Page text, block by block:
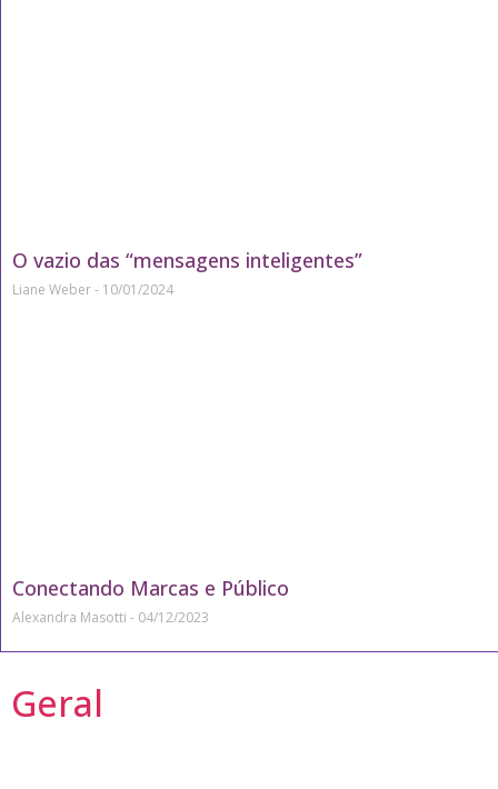
O vazio das “mensagens inteligentes”
Liane Weber 10/01/2024
Conectando Marcas e Público
Alexandra Masotti 04/12/2023
Geral